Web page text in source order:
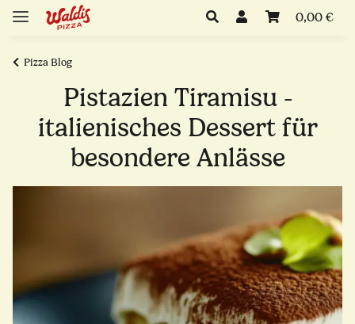
0,00 €
Pizza Blog
Pistazien Tiramisu -
italienisches Dessert für
besondere Anlässe